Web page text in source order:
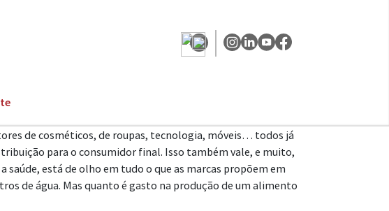
de cosméticos, de roupas, tecnologia, móveis… todos já
para o consumidor final. Isso também vale, e muito,
está de olho em tudo o que as marcas propõem em
de água. Mas quanto é gasto na produção de um alimento